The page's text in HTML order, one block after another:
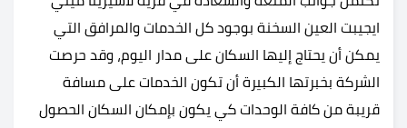
ايجيبت العين السخنة بوجود كل الخدمات والمرافق التي
يمكن أن يحتاج إليها السكان على مدار اليوم، وقد حرصت
الشركة بخبرتها الكبيرة أن تكون الخدمات على مسافة
قريبة من كافة الوحدات كي يكون بإمكان السكان الحصول